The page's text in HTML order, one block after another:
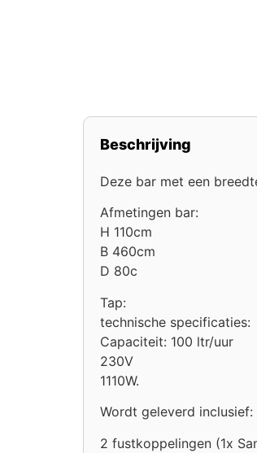
Beschrijving
Deze bar met een
Afmetingen bar:
H 110cm
B 460cm
D 80c
Tap:
technische specificaties:
Capaciteit: 100 ltr/uur
230V
1110W.
Wordt geleverd inclusief:
2 fustkoppelingen (1x